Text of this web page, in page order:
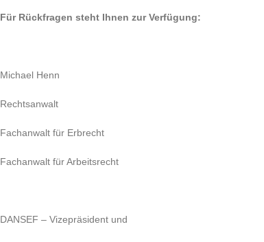
Für Rückfragen steht Ihnen zur Verfügung:
Michael Henn
Rechtsanwalt
Fachanwalt für Erbrecht
Fachanwalt für Arbeitsrecht
DANSEF – Vizepräsident und